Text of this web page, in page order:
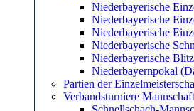
Verbandsturniere Einzel
Niederbayerische
Niederbayerische
Niederbayerische
Niederbayerische
Niederbayerische
Niederbayernpokal
Partien der